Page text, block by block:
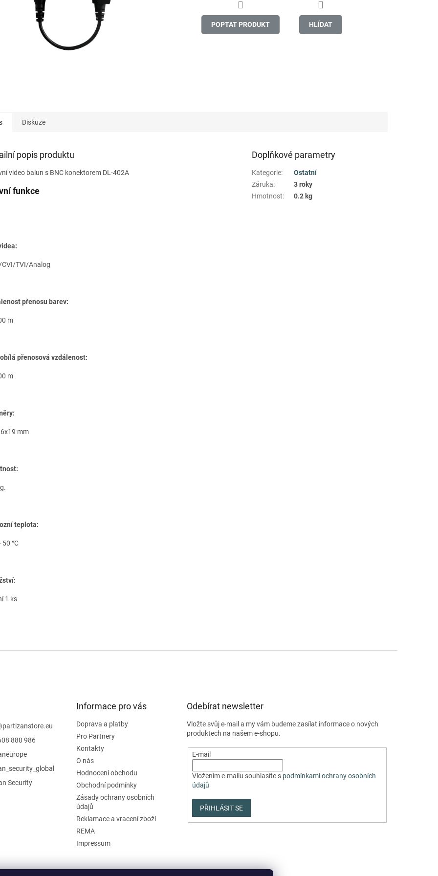
POPTAT PRODUKT HLÍDAT
Diskuze
popis produktu
video balun s BNC konektorem DL-402A
funkce
CVI/TVI/Analog
přenosu barev:
m
přenosová vzdálenost:
m
mm
teplota:
50 °C
1 ks
Doplňkové parametry
Kategorie:
Ostatní
Záruka:
3 roky
Hmotnost: 0.2 kg
partizanstore.eu
880 986
Security
Informace pro vás
Doprava a platby
Pro Partnery
Kontakty
O nás
Hodnocení obchodu
Obchodní podmínky
Zásady ochrany osobních
údajů
Reklamace a vracení zboží
REMA
Impressum
Odebírat newsletter
Vložte svůj e-mail a my vám budeme zasílat informace o nových
produktech na našem e-shopu.
E-mail
Vložením e-mailu souhlasíte s podmínkami ochrany osobních
údajů
PŘIHLÁSIT SE